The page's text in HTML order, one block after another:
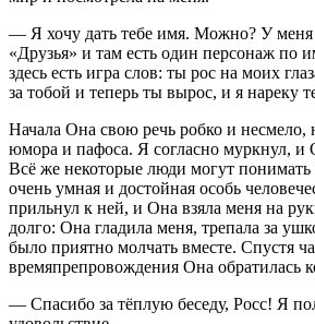
— Я хочу дать тебе имя. Можно? У
«Друзья» и там есть один персонаж по
здесь есть игра слов: ты рос на моих
за тобой и теперь ты вырос, и я нареку
Начала Она свою речь робко и несмело,
юмора и пафоса. Я согласно муркнул, и
Всё же некоторые люди могут
очень умная и достойная особь
прильнул к ней, и Она взяла меня на
долго: Она гладила меня, трепала за
было приятно молчать вместе. Спустя
времяпрепровождения Она обратилась
— Спасибо за тёплую беседу, Росс! Я